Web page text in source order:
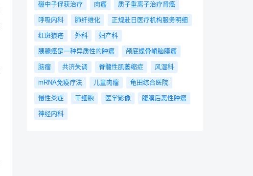
硼中子俘获治疗 肉瘤 质子重离子治疗肾癌
呼吸内科 肺纤维化 正规赴日医疗机构服务明细
红斑狼疮 外科 妇产科
胰腺癌是一种异质性的肿瘤 颅底蝶骨嵴脑膜瘤
脑瘤 共济失调 脊髓性肌萎缩症 风湿科
mRNA免疫疗法 儿童肉瘤 龟田综合医院
慢性炎症 干细胞 医学影像 腹膜后恶性肿瘤
神经内科